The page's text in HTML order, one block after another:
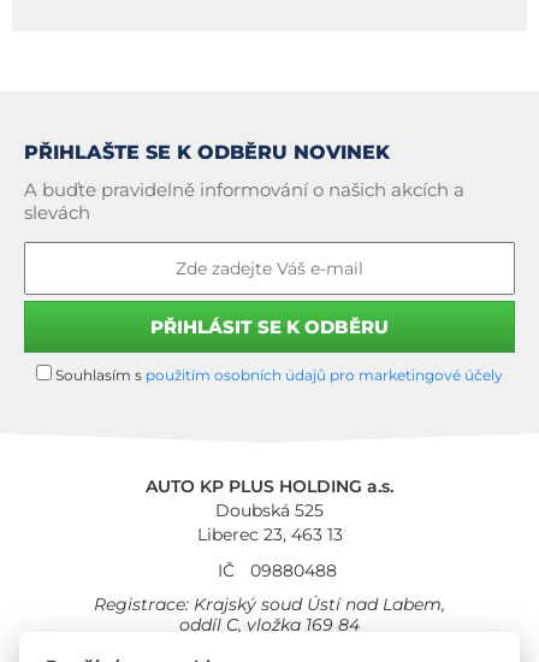
PŘIHLAŠTE SE K ODBĚRU NOVINEK
A buďte pravidelně informování o našich akcích a
slevách
Souhlasím s použitím osobních údajů pro marketingové účely
AUTO KP PLUS HOLDING a.s.
Doubská 525
Liberec 23, 463 13
IČ
09880488
Registrace: Krajský soud Ústí nad Labem,
oddíl C, vložka 169 84